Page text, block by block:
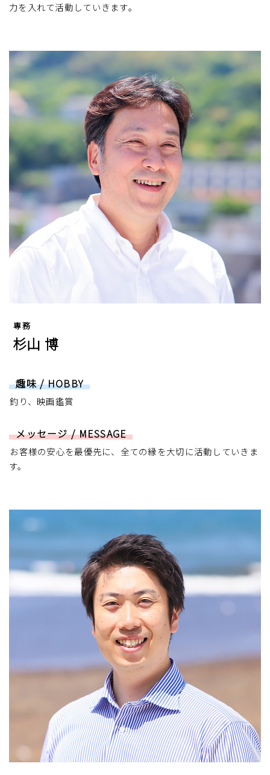
力を入れて活動していきます。
専務
杉山 博
趣味 / HOBBY
釣り、映画鑑賞
メッセージ / MESSAGE
お客様の安心を最優先に、全ての縁を大切に活動していきま
す。